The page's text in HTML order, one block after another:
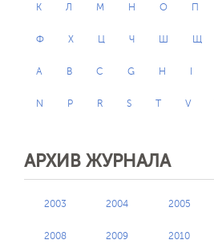
К Л М Н О П
Ф Х Ц Ч Ш Щ
A B C G H I
N P R S T V
АРХИВ ЖУРНАЛА
2003 2004 2005
2008 2009 2010